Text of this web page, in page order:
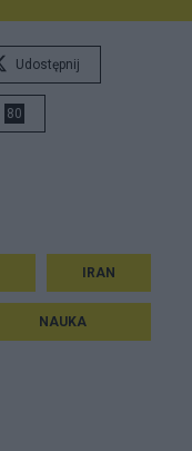
Udostępnij
80
IRAN
NAUKA